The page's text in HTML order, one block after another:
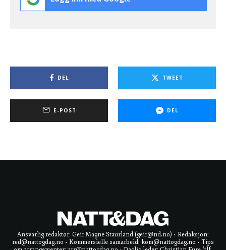
DEL TWEET
E-POST DEL
Ansvarlig redaktør: Geir Magne Staurland (geir@nd.no) • Redaksjon:
red@nattogdag.no • Kommersielle samarbeid: kom@nattogdag.no • Tips